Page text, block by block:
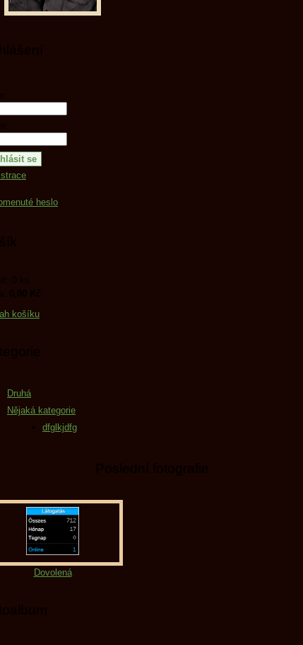
heslo
0 ks
0,00 Kč
košíku
Druhá
Nějaká kategorie
dfglkjdfg
Poslední fotografie
Dovolená